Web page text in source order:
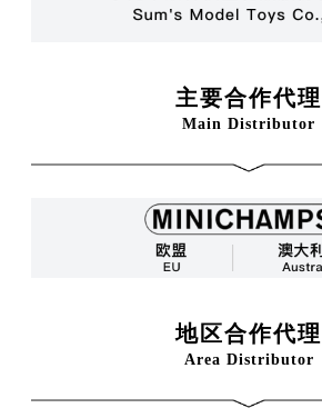
主要合作代理
Main Distributor
地区合作代理
Area Distributor